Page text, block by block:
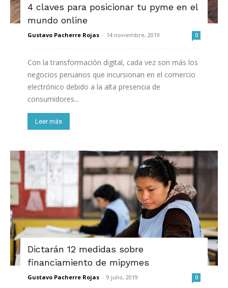
4 claves para posicionar tu pyme en el
mundo online
Gustavo Pacherre Rojas - 14 noviembre, 2019 0
Con la transformación digital, cada vez son más los
negocios peruanos que incursionan en el comercio
electrónico debido a la alta presencia de
consumidores...
Leer más
Dictarán 12 medidas sobre
financiamiento de mipymes
Gustavo Pacherre Rojas - 9 julio, 2019 0